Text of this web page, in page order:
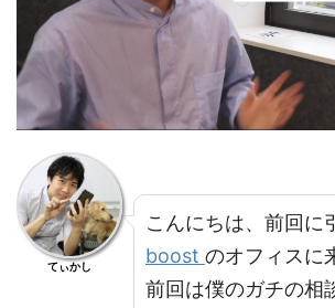
てぃかし
こんにちは、前回に
boost のオフィスに
前回は僕のガチの相